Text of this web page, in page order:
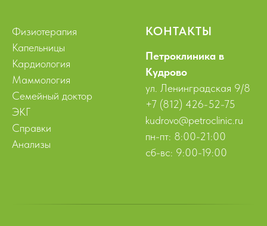
Физиотерапия
Капельницы
Кардиология
Маммология
Семейный доктор
ЭКГ
Справки
Анализы
КОНТАКТЫ
Петроклиника в
Кудрово
ул. Ленинградская 9/8
+7 (812) 426-52-75
kudrovo@petroclinic.ru
пн-пт: 8:00-21:00
сб-вс: 9:00-19:00